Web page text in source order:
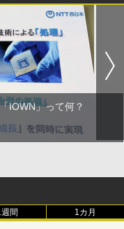
IOWN」って何？
週間 1カ月